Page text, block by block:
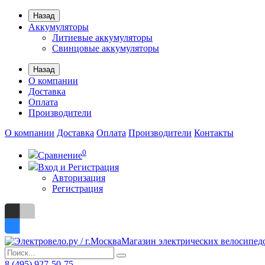
Назад
Аккумуляторы
Литиевые аккумуляторы
Свинцовые аккумуляторы
Назад
О компании
Доставка
Оплата
Производители
О компании Доставка Оплата Производители Контакты
Сравнение0
Вход и Регистрация
Авторизация
Регистрация
Магазин электрических